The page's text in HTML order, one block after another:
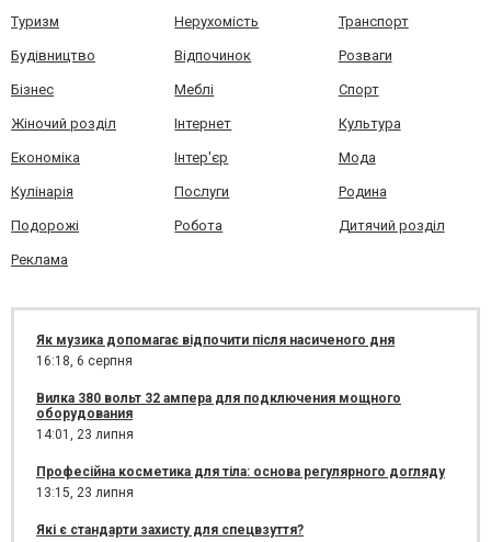
Туризм Нерухомість Транспорт
Будівництво Відпочинок Розваги
Бізнес Меблі Спорт
Жіночий розділ Інтернет Культура
Економіка Інтер'єр Мода
Кулінарія Послуги Родина
Подорожі Робота Дитячий розділ
Реклама
Як музика допомагає відпочити після насиченого дня
16:18, 6 серпня
Вилка 380 вольт 32 ампера для подключения мощного
оборудования
14:01, 23 липня
Професійна косметика для тіла: основа регулярного догляду
13:15, 23 липня
Які є стандарти захисту для спецвзуття?